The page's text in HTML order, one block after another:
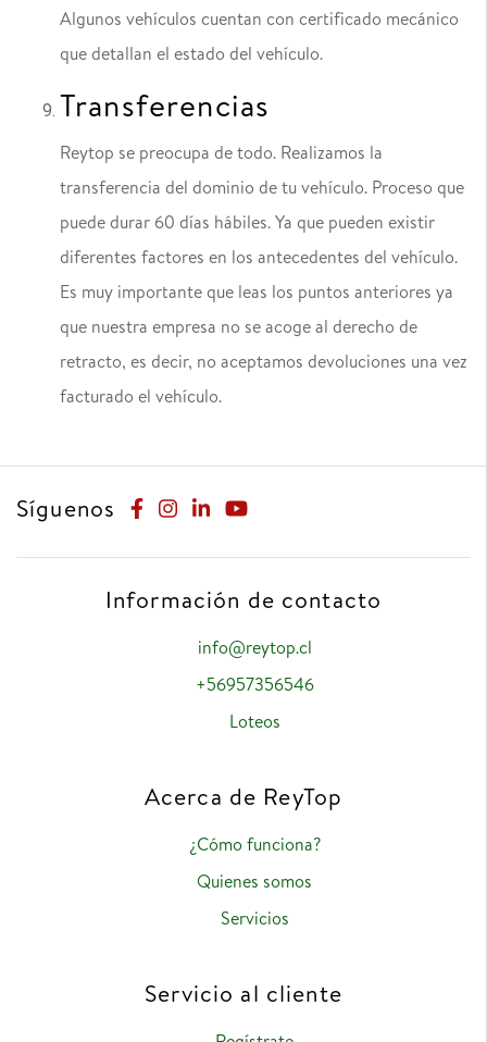
Algunos vehículos cuentan con certificado mecánico
que detallan el estado del vehículo.
Transferencias
Reytop se preocupa de todo. Realizamos la
transferencia del dominio de tu vehículo. Proceso que
puede durar 60 días hábiles. Ya que pueden existir
diferentes factores en los antecedentes del vehículo.
Es muy importante que leas los puntos anteriores ya
que nuestra empresa no se acoge al derecho de
retracto, es decir, no aceptamos devoluciones una vez
facturado el vehículo.
Síguenos
Información de contacto
info@reytop.cl
+56957356546
Loteos
Acerca de ReyTop
¿Cómo funciona?
Quienes somos
Servicios
Servicio al cliente